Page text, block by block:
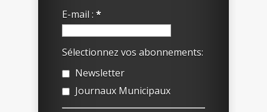
E-mail : *
Sélectionnez vos abonnements:
Newsletter
Journaux Municipaux